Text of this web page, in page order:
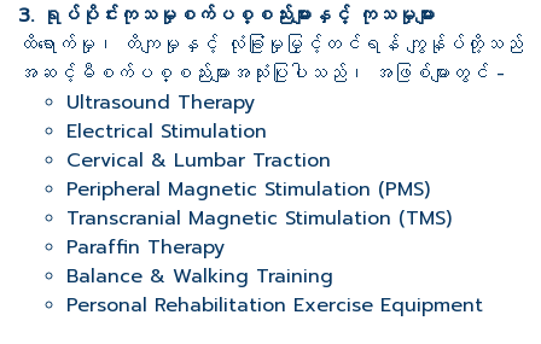
3. ရုပ်ပိုင်းကုသမှုစက်ပစ္စည်းများနှင့် ကုသမှုများ
ထိရောက်မှု၊ တိကျမှုနှင့် လုံခြုံမှုမြှင့်တင်ရန် ကျွန်ုပ်တို့သည်
အဆင့်မီစက်ပစ္စည်းများအသုံးပြုပါသည်၊ အဖြစ်များတွင် -
Ultrasound Therapy
Electrical Stimulation
Cervical & Lumbar Traction
Peripheral Magnetic Stimulation (PMS)
Transcranial Magnetic Stimulation (TMS)
Paraffin Therapy
Balance & Walking Training
Personal Rehabilitation Exercise Equipment